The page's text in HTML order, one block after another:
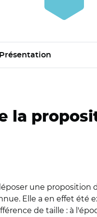
Présentation
la
une proposition
Elle a en effet été
de taille : à